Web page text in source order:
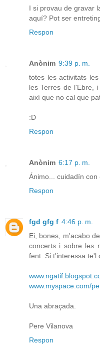
I si provau de gravar
aquí? Pot ser
Respon
Anònim 9:39 p. m.
totes les activitats
les Terres de l'Ebre,
així que no cal que
:D
Respon
Anònim 6:17 p. m.
Ánimo... cuidadín
Respon
fgd gfg f 4:46 p. m.
Ei, bones, m'acabo
concerts i sobre les
fent. Si t'interessa te'l
www.myspace.com/
Una abraçada.
Pere Vilanova
Respon